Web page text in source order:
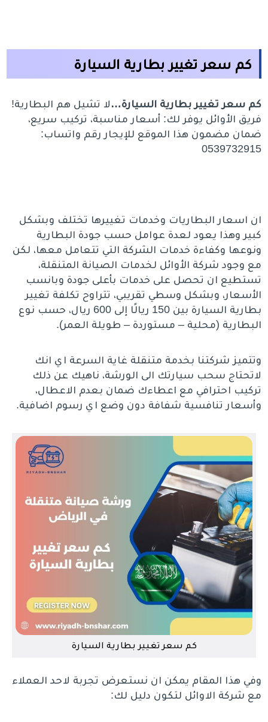
كم سعر تغيير بطارية السيارة
كم سعر تغيير بطارية السيارة… لا تشيل هم البطارية!
فريق الأوائل يوفر لك: أسعار مناسبة، تركيب سريع،
ضمان مضمون هذا الموقع للإيجار رقم واتساب:
0539732915
ان اسعار البطاريات وخدمات تغييرها تختلف وبشكل
كبير وهذا يعود لعدة عوامل حسب جودة البطارية
ونوعها وكفاءة خدمات الشركة التي تتعامل معها، لكن
مع وجود شركة الأوائل لخدمات الصيانة المتنقلة،
تستطيع ان تحصل على خدمات بأعلى جودة وبانسب
الأسعار، وبشكل وسطي تقريبي، تتراوح تكلفة تغيير
بطارية السيارة بين 150 ريالًا إلى 600 ريال، حسب نوع
البطارية (محلية – مستوردة – طويلة العمر).
وتتميز شركتنا بخدمة متنقلة غاية السرعة اي انك
لاتحتاج سحب سيارتك الى الورشة، ناهيك عن ذلك
تركيب احترافي مع اعطاءك ضمان بعدم الاعطال،
وأسعار تنافسية شفافة دون وضع اي رسوم اضافية.
كم سعر تغيير بطارية السيارة
وفي هذا المقام يمكن ان نستعرض تجربة لاحد العملاء
مع شركة الاوائل لتكون دليل لك: